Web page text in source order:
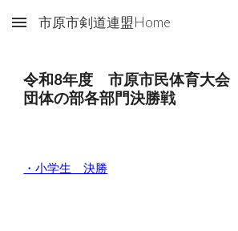
Skip to main content
市原市剣道連盟Home
令和8年度 市原市民体育大
団体の部各部門決勝戦
・小学生 決勝